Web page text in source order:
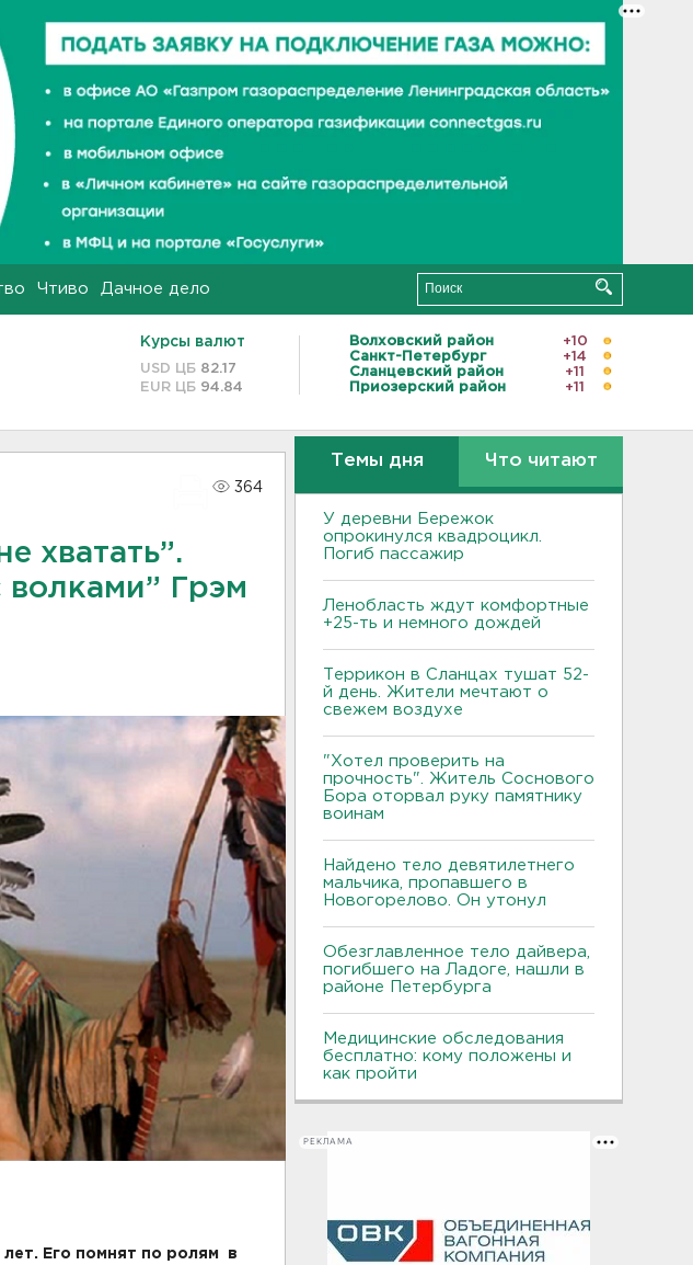
Чтиво Дачное дело
Курсы валют
USD ЦБ 82.17
EUR ЦБ 94.84
Волховский район
+10
Санкт-Петербург
+14
Сланцевский район
+11
Приозерский район
+11
364
хватать”.
Грэм
лет. Его помнят по ролям в
Темы дня Что читают
У деревни Бережок
опрокинулся квадроцикл.
Погиб пассажир
Ленобласть ждут комфортные
+25-ть и немного дождей
Террикон в Сланцах тушат 52-
й день. Жители мечтают о
свежем воздухе
"Хотел проверить на
прочность". Житель Соснового
Бора оторвал руку памятнику
воинам
Найдено тело девятилетнего
мальчика, пропавшего в
Новогорелово. Он утонул
Обезглавленное тело дайвера,
погибшего на Ладоге, нашли в
районе Петербурга
Медицинские обследования
бесплатно: кому положены и
как пройти
РЕКЛАМА